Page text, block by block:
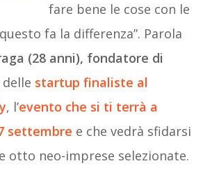
fare bene le cose con le
fa la differenza”. Parola
(28 anni), fondatore di
startup finaliste al
, l’evento che si ti terrà a
settembre e che vedrà sfidarsi
otto neo-imprese selezionate.